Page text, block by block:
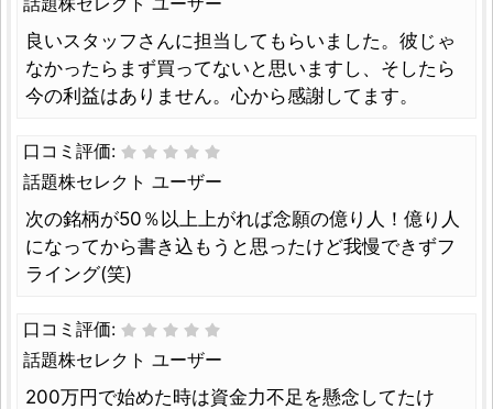
良いスタッフさんに担当してもらいました。彼じゃ
なかったらまず買ってないと思いますし、そしたら
今の利益はありません。心から感謝してます。
口コミ評価:
話題株セレクト ユーザー
次の銘柄が50％以上上がれば念願の億り人！億り人
になってから書き込もうと思ったけど我慢できずフ
ライング(笑)
口コミ評価:
話題株セレクト ユーザー
200万円で始めた時は資金力不足を懸念してたけ